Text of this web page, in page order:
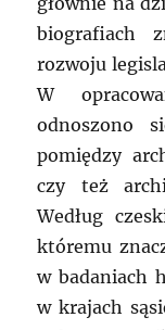
biografiach
rozwoju
W
odnoszono
pomiędzy
czy też
Według
któremu
w badaniach
w krajach